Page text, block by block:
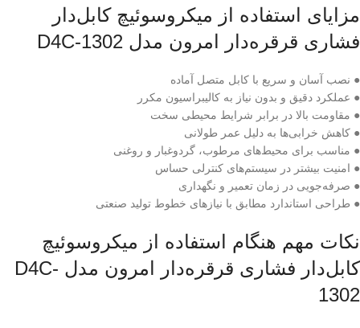
مزایای استفاده از میکروسوئیچ کابل‌دار
فشاری قرقره‌دار امرون مدل D4C-1302
● نصب آسان و سریع با کابل متصل آماده
● عملکرد دقیق و بدون نیاز به کالیبراسیون مکرر
● مقاومت بالا در برابر شرایط محیطی سخت
● کاهش خرابی‌ها به دلیل عمر طولانی
● مناسب برای محیط‌های مرطوب، گردوغبار و روغنی
● امنیت بیشتر در سیستم‌های کنترلی حساس
● صرفه‌جویی در زمان تعمیر و نگهداری
● طراحی استاندارد مطابق با نیازهای خطوط تولید صنعتی
نکات مهم هنگام استفاده از میکروسوئیچ
کابل‌دار فشاری قرقره‌دار امرون مدل D4C-
1302